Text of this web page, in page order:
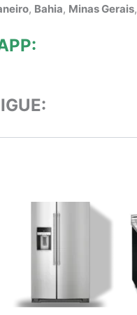
, Bahia, Minas Gerais,